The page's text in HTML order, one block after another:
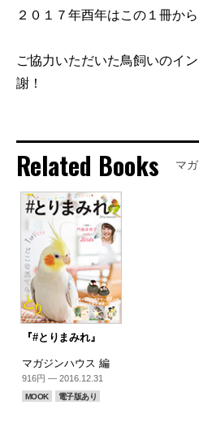
２０１７年酉年はこの１冊か
ご協力いただいた鳥飼いのイ
謝！
Related Books マ
『#とりまみれ』
マガジンハウス 編
916円 — 2016.12.31
MOOK 電子版あり